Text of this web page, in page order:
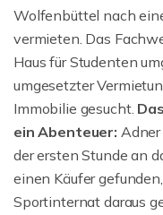
Wolfenbüttel nach
vermieten. Das
Haus für Studenten
umgesetzter
Immobilie gesucht.
ein Abenteuer:
der ersten Stunde an
einen Käufer
Sportinternat daraus